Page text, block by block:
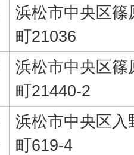
浜松市中央区篠
町21036
浜松市中央区篠
町21440-2
浜松市中央区入
町619-4